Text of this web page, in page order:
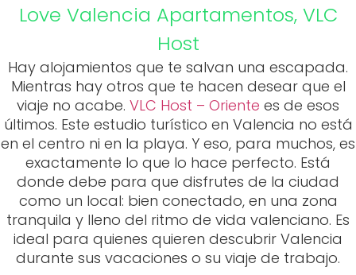
Love Valencia Apartamentos, VLC
Host
Hay alojamientos que te salvan una escapada.
Mientras hay otros que te hacen desear que el
viaje no acabe. VLC Host – Oriente es de esos
últimos. Este estudio turístico en Valencia no está
en el centro ni en la playa. Y eso, para muchos, es
exactamente lo que lo hace perfecto. Está
donde debe para que disfrutes de la ciudad
como un local: bien conectado, en una zona
tranquila y lleno del ritmo de vida valenciano. Es
ideal para quienes quieren descubrir Valencia
durante sus vacaciones o su viaje de trabajo.